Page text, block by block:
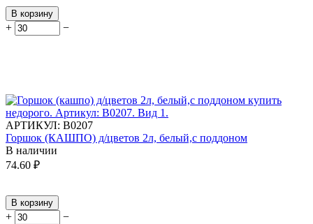
В корзину
+ −
АРТИКУЛ: В0207
Горшок (КАШПО) д/цветов 2л, белый,с поддоном
В наличии
74.60 ₽
В корзину
+ −